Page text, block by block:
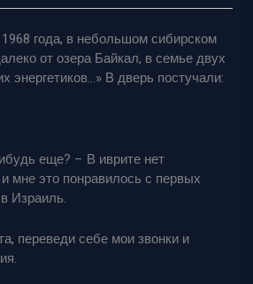
года, в небольшом сибирском
от озера Байкал, в семье двух
энергетиков…» В дверь постучали:
еще? – В иврите нет
мне это понравилось с первых
Израиль.
переведи себе мои звонки и